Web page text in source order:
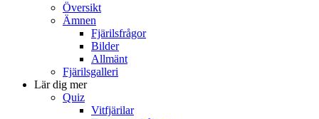
Översikt
Ämnen
Fjärilsfrågor
Bilder
Allmänt
Fjärilsgalleri
Lär dig mer
Quiz
Vitfjärilar